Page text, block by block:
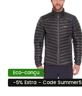
Eco-conçu
-5% Extra - Code Summer5